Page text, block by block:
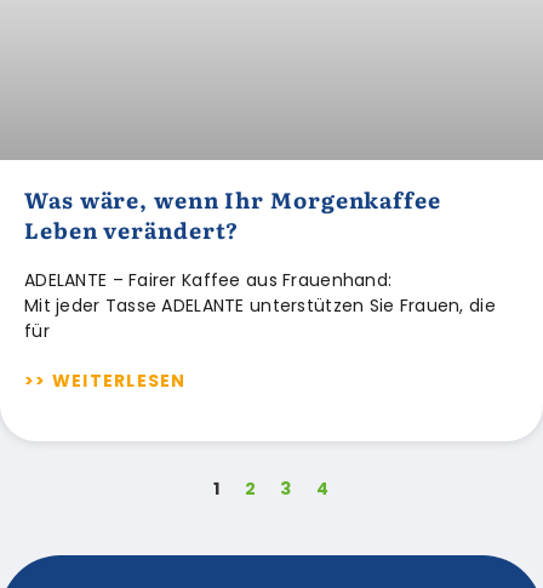
Was wäre, wenn Ihr Morgenkaffee
Leben verändert?
ADELANTE – Fairer Kaffee aus Frauenhand:
Mit jeder Tasse ADELANTE unterstützen Sie Frauen, die
für
>> WEITERLESEN
1 2 3 4